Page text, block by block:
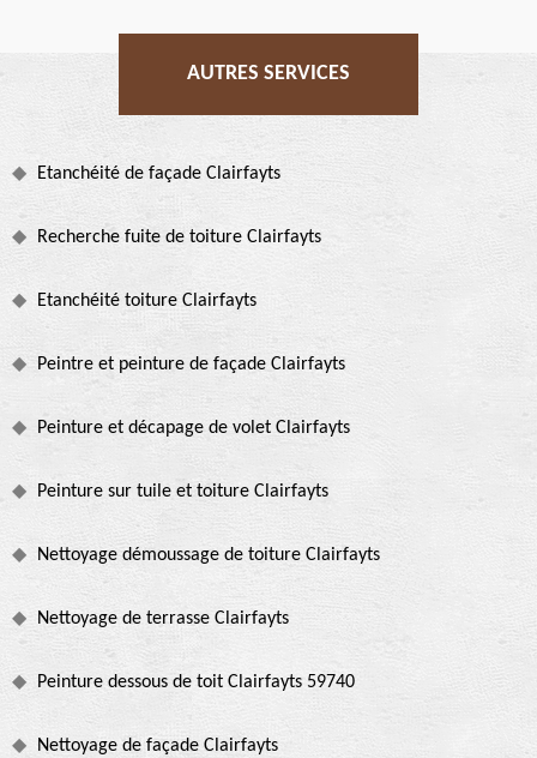
AUTRES SERVICES
Etanchéité de façade Clairfayts
Recherche fuite de toiture Clairfayts
Etanchéité toiture Clairfayts
Peintre et peinture de façade Clairfayts
Peinture et décapage de volet Clairfayts
Peinture sur tuile et toiture Clairfayts
Nettoyage démoussage de toiture Clairfayts
Nettoyage de terrasse Clairfayts
Peinture dessous de toit Clairfayts 59740
Nettoyage de façade Clairfayts